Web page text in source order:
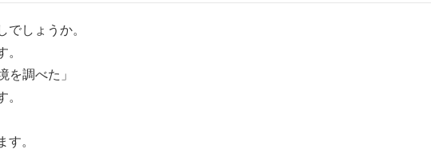
しょうか。
。
を調べた」
。
す。